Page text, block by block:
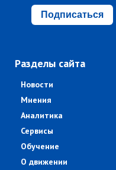
Подписаться
Разделы сайта
Новости
Мнения
Аналитика
Сервисы
Обучение
О движении